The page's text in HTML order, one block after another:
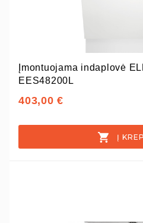
Įmontuojama indaplovė
EES48200L
403,00 €
Į